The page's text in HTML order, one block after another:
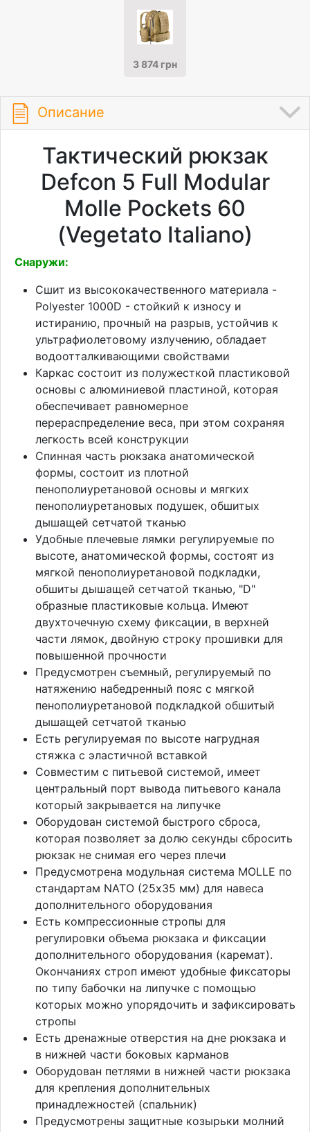
3 874 грн
Описание
Тактический рюкзак
Defcon 5 Full Modular
Molle Pockets 60
(Vegetato Italiano)
Снаружи:
Сшит из высококачественного материала -
Polyester 1000D - стойкий к износу и
истиранию, прочный на разрыв, устойчив к
ультрафиолетовому излучению, обладает
водоотталкивающими свойствами
Каркас состоит из полужесткой пластиковой
основы с алюминиевой пластиной, которая
обеспечивает равномерное
перераспределение веса, при этом сохраняя
легкость всей конструкции
Спинная часть рюкзака анатомической
формы, состоит из плотной
пенополиуретановой основы и мягких
пенополиуретановых подушек, обшитых
дышащей сетчатой тканью
Удобные плечевые лямки регулируемые по
высоте, анатомической формы, состоят из
мягкой пенополиуретановой подкладки,
обшиты дышащей сетчатой тканью, "D"
образные пластиковые кольца. Имеют
двухточечную схему фиксации, в верхней
части лямок, двойную строку прошивки для
повышенной прочности
Предусмотрен съемный, регулируемый по
натяжению набедренный пояс с мягкой
пенополиуретановой подкладкой обшитый
дышащей сетчатой тканью
Есть регулируемая по высоте нагрудная
стяжка с эластичной вставкой
Совместим с питьевой системой, имеет
центральный порт вывода питьевого канала
который закрывается на липучке
Оборудован системой быстрого сброса,
которая позволяет за долю секунды сбросить
рюкзак не снимая его через плечи
Предусмотрена модульная система MOLLE по
стандартам NATO (25х35 мм) для навеса
дополнительного оборудования
Есть компрессионные стропы для
регулировки объема рюкзака и фиксации
дополнительного оборудования (каремат).
Окончаниях строп имеют удобные фиксаторы
по типу бабочки на липучке с помощью
которых можно упорядочить и зафиксировать
стропы
Есть дренажные отверстия на дне рюкзака и
в нижней части боковых карманов
Оборудован петлями в нижней части рюкзака
для крепления дополнительных
принадлежностей (спальник)
Предусмотрены защитные козырьки молний